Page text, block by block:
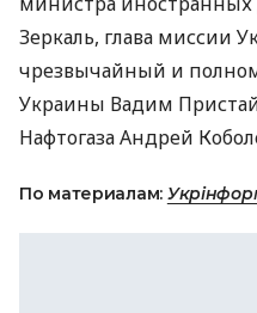
Зеркаль, глава миссии
чрезвычайный и
Украины Вадим
Нафтогаза Андрей
По материалам: